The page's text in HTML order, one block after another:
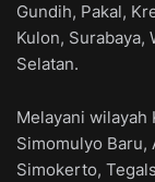
Gundih, Pakal,
Kulon, Surabaya,
Selatan.
Melayani wilayah
Simomulyo Baru,
Simokerto,